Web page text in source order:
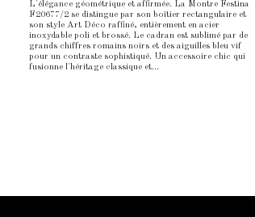
L'élégance géométrique et affirmée. La Montre Festina
F20677/2 se distingue par son boîtier rectangulaire et
son style Art Déco raffiné, entièrement en acier
inoxydable poli et brossé. Le cadran est sublimé par de
grands chiffres romains noirs et des aiguilles bleu vif
pour un contraste sophistiqué. Un accessoire chic qui
fusionne l'héritage classique et...